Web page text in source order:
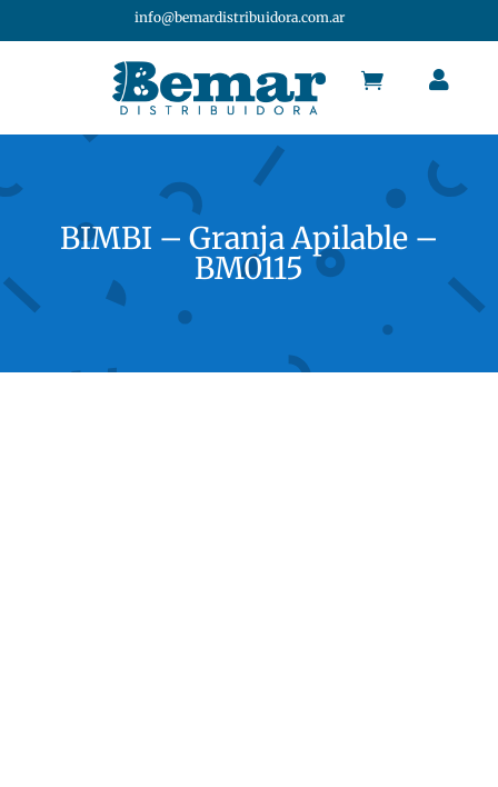
info@bemardistribuidora.com.ar
 
BIMBI – Granja Apilable –
BM0115